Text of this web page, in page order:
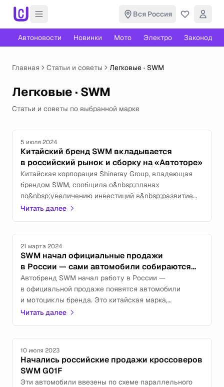
Вся Россия
Автоновости Новинки Мото Электро
Главная Статьи и советы Легковые · SWM
Легковые · SWM
Статьи и советы по выбранной марке
5 июля 2024
Китайский бренд SWM вкладывается
в российский рынок и сборку на «Автоторе»
Китайская корпорация Shineray Group, владеющая
брендом SWM, сообщила о&nbsp;планах
по&nbsp;увеличению инвестиций в&nbsp;развитие
своего присутствия на&nbsp;российском
в&nbsp;России&nbsp;&mdash;
ООО&nbsp;&laquo;Восток Ветер Рус&raquo;.
Читать далее
21 марта 2024
SWM начал официальные продажи
в России — сами автомобили собираются
на «Автоторе»
Автобренд SWM начал работу в России —
в официальной продаже появятся автомобили
и мотоциклы бренда. Это китайская марка,
изначально появившаяся в Италии. Продукция марки
Читать далее
10 июля 2023
Начались российские продажи кроссоверов
SWM G01F
Эти автомобили ввезены по схеме параллельного